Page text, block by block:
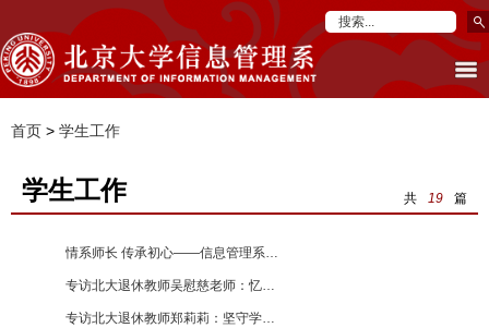
首页 > 学生工作
学生工作 共 19 篇
情系师长 传承初心——信息管理系看望张锦英老师并开展座谈交流 【2025-11-25】
专访北大退休教师吴慰慈老师：忆旧时砥砺奋进，勉今人笃学不息 【2025-11-25】
专访北大退休教师郑莉莉：坚守学术初心，拥抱时代变局 【2025-11-25】